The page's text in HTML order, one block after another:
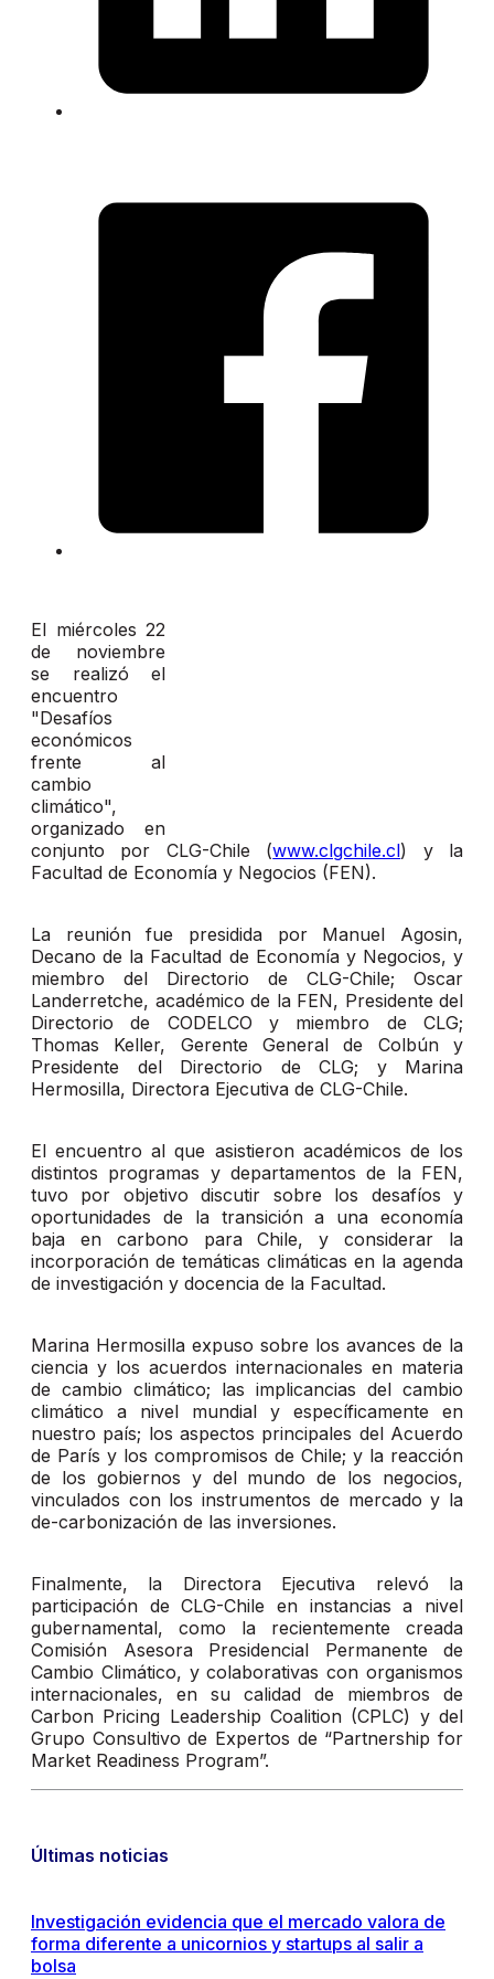
El miércoles 22
de noviembre
se realizó el
encuentro
"Desafíos
económicos
frente al
cambio
climático",
organizado en
conjunto por CLG-Chile (www.clgchile.cl) y la
Facultad de Economía y Negocios (FEN).
La reunión fue presidida por Manuel Agosin,
Decano de la Facultad de Economía y Negocios, y
miembro del Directorio de CLG-Chile; Oscar
Landerretche, académico de la FEN, Presidente del
Directorio de CODELCO y miembro de CLG;
Thomas Keller, Gerente General de Colbún y
Presidente del Directorio de CLG; y Marina
Hermosilla, Directora Ejecutiva de CLG-Chile.
El encuentro al que asistieron académicos de los
distintos programas y departamentos de la FEN,
tuvo por objetivo discutir sobre los desafíos y
oportunidades de la transición a una economía
baja en carbono para Chile, y considerar la
incorporación de temáticas climáticas en la agenda
de investigación y docencia de la Facultad.
Marina Hermosilla expuso sobre los avances de la
ciencia y los acuerdos internacionales en materia
de cambio climático; las implicancias del cambio
climático a nivel mundial y específicamente en
nuestro país; los aspectos principales del Acuerdo
de París y los compromisos de Chile; y la reacción
de los gobiernos y del mundo de los negocios,
vinculados con los instrumentos de mercado y la
de-carbonización de las inversiones.
Finalmente, la Directora Ejecutiva relevó la
participación de CLG-Chile en instancias a nivel
gubernamental, como la recientemente creada
Comisión Asesora Presidencial Permanente de
Cambio Climático, y colaborativas con organismos
internacionales, en su calidad de miembros de
Carbon Pricing Leadership Coalition (CPLC) y del
Grupo Consultivo de Expertos de “Partnership for
Market Readiness Program”.
Últimas noticias
Investigación evidencia que el mercado valora de
forma diferente a unicornios y startups al salir a
bolsa